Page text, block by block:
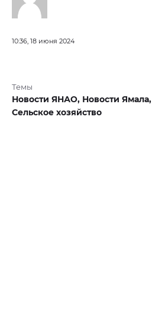
10:36, 18 июня 2024
Темы
Новости ЯНАО, Новости Ямала,
Сельское хозяйство